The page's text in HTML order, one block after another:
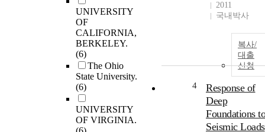
UNIVERSITY
OF
CALIFORNIA,
BERKELEY.
(6)
The Ohio
State University.
(6)
UNIVERSITY
OF VIRGINIA.
2011
국내박사
복사/
대출
신청
4
Response of
Deep
Foundations to
Seismic Loads